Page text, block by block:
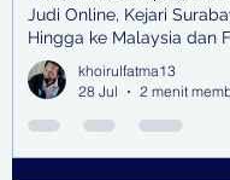
Judi Online, Kejari
Hingga ke Malaysia dan
khoirulfatma13
28 Jul
2 menit